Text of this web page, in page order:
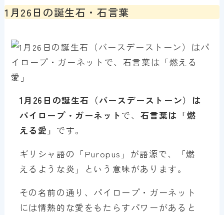
1月26日の誕生石・石言葉
1月 26 日の誕生石（バースデーストーン）は
パイロープ・ガーネット で、 石言葉は「燃
える愛」 です。
ギリシャ語の「Puropus」が語源で、「燃
えるような炎」という意味があります。
その名前の通り、パイロープ・ガーネット
には情熱的な愛をもたらすパワーがあると